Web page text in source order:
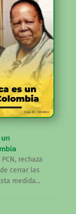
rechaza
cerrar las
medida...